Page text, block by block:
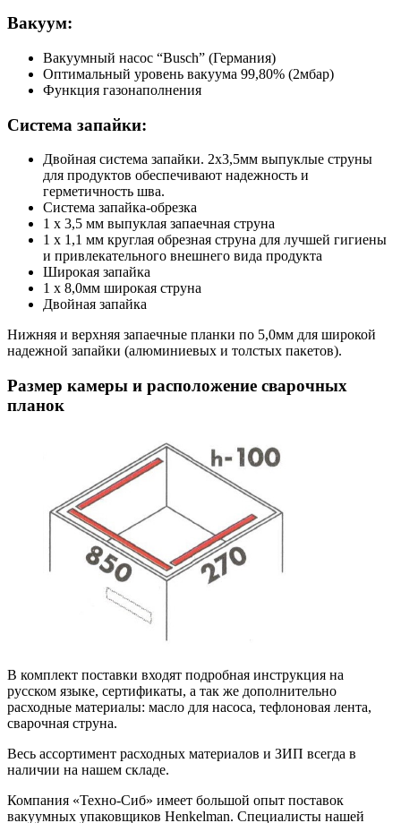
Вакуум:
Вакуумный насос “Busch” (Германия)
Оптимальный уровень вакуума 99,80% (2мбар)
Функция газонаполнения
Система запайки:
Двойная система запайки. 2х3,5мм выпуклые струны
для продуктов обеспечивают надежность и
герметичность шва.
Система запайка-обрезка
1 х 3,5 мм выпуклая запаечная струна
1 х 1,1 мм круглая обрезная струна для лучшей гигиены
и привлекательного внешнего вида продукта
Широкая запайка
1 х 8,0мм широкая струна
Двойная запайка
Нижняя и верхняя запаечные планки по 5,0мм для широкой
надежной запайки (алюминиевых и толстых пакетов).
Размер камеры и расположение сварочных
планок
В комплект поставки входят подробная инструкция на
русском языке, сертификаты, а так же дополнительно
расходные материалы: масло для насоса, тефлоновая лента,
сварочная струна.
Весь ассортимент расходных материалов и ЗИП всегда в
наличии на нашем складе.
Компания «Техно-Сиб» имеет большой опыт поставок
вакуумных упаковщиков Henkelman. Специалисты нашей